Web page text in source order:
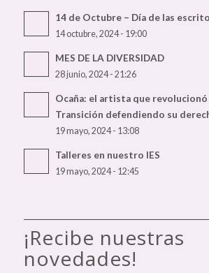
14 de Octubre – Día de las
14 octubre, 2024 - 19:00
MES DE LA DIVERSIDAD
28 junio, 2024 - 21:26
Ocaña: el artista que revolucionó
Transición defendiendo su
19 mayo, 2024 - 13:08
Talleres en nuestro IES
19 mayo, 2024 - 12:45
¡Recibe nuestras
novedades!